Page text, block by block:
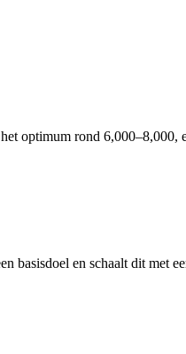
optimum rond 6,000–8,000,
basisdoel en schaalt dit met